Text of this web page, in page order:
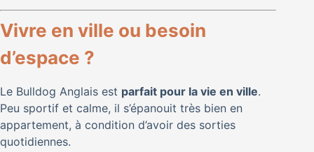
Vivre en ville ou besoin
d’espace ?
Le Bulldog Anglais est parfait pour la vie en ville.
Peu sportif et calme, il s’épanouit très bien en
appartement, à condition d’avoir des sorties
quotidiennes.